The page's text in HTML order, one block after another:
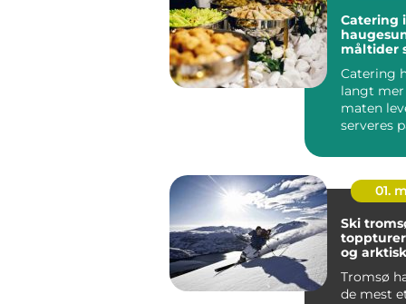
Catering i
haugesund
måltider
Catering
langt mer
maten
serveres
01.
Ski
og
Tromsø
de mest